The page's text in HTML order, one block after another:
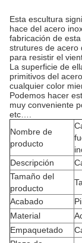
Esta escultura
hace del acero
fabricación de
strutures de acero
para resistir el
La superficie de
primitivos del
cualquier color
Podemos hacer
muy conveniente
etc….
Nombre de
producto
Descripción
Tamaño del
producto
Acabado
Material
Empaquetado